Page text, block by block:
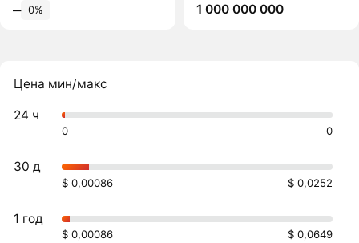
‒ 0%
1 000 000 000
Цена мин/макс
24 ч
0 0
30 д
$ 0,00086 $ 0,0252
1 год
$ 0,00086 $ 0,0649